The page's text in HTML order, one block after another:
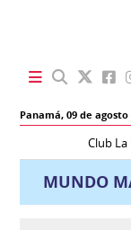
Panamá,09 de agosto
Club La
Locales
BBC
News
Ellas
MUNDO